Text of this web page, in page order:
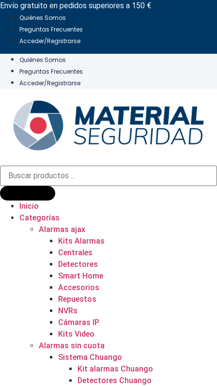
Ir
contenido
Envío gratuito en pedidos superiores a 150 €
Quiénes Somos
Preguntas Frecuentes
Acceder/Registrarse
Quiénes Somos
Preguntas Frecuentes
Acceder/Registrarse
Búsqueda
productos
Inicio
Categorías
Alarmas ajax
Kits Alarmas
Centrales
Detectores
Smart Home
Accesorios
Repuestos
NVRs
Cámaras IP
Kits Video
Alarmas sin cuota
Sistema Chuango
Kit alarmas Chuango
Detectores Chuango